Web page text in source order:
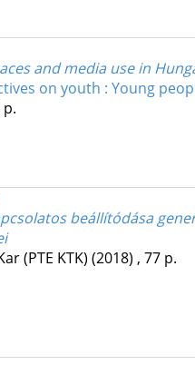
and media use in
on youth : Young
p.
beállítódása
(PTE KTK) (2018) , 77 p.